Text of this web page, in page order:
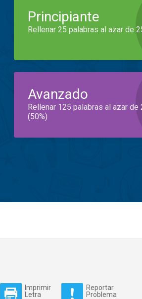
Principiante
Rellenar 25 palabras al azar de
Avanzado
Rellenar 125 palabras al azar de
(50%)
Imprimir
Letra
Reportar
Problema